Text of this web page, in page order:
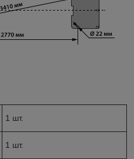
1 шт.
1 шт.